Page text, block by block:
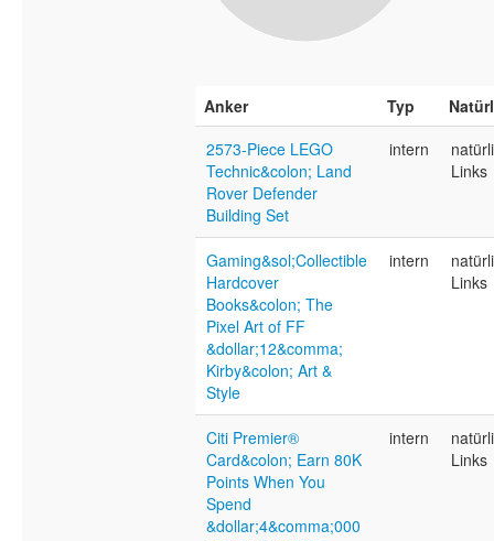
Anker Typ
2573-Piece LEGO
Technic&colon; Land
Rover Defender
Building Set
intern
Links
Gaming&sol;Collectible
Hardcover
Books&colon; The
Pixel Art of FF
&dollar;12&comma;
Kirby&colon; Art &
Style
intern
Links
Citi Premier®
Card&colon; Earn 80K
Points When You
Spend
&dollar;4&comma;000
intern
Links